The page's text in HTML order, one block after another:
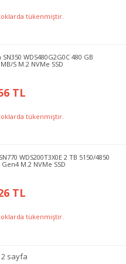
tükenmiştir.
WDS480G2G0C 480 GB
S M.2 NVMe SSD
TL
tükenmiştir.
WDS200T3X0E 2 TB 5150/4850
Gen4 M.2 NVMe SSD
TL
tükenmiştir.
sayfa